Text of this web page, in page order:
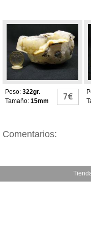
CHALCEDONY
Peso: 322gr.
Tamaño: 15mm 7€
Comentarios: